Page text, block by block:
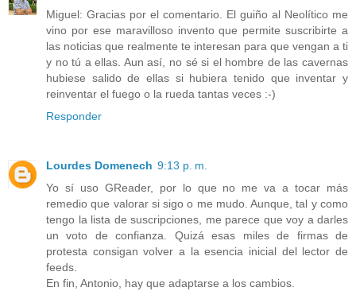
Miguel: Gracias por el comentario. El guiño al Neolítico me
vino por ese maravilloso invento que permite suscribirte a
las noticias que realmente te interesan para que vengan a ti
y no tú a ellas. Aun así, no sé si el hombre de las cavernas
hubiese salido de ellas si hubiera tenido que inventar y
reinventar el fuego o la rueda tantas veces :-)
Responder
Lourdes Domenech 9:13 p. m.
Yo sí uso GReader, por lo que no me va a tocar más
remedio que valorar si sigo o me mudo. Aunque, tal y como
tengo la lista de suscripciones, me parece que voy a darles
un voto de confianza. Quizá esas miles de firmas de
protesta consigan volver a la esencia inicial del lector de
feeds.
En fin, Antonio, hay que adaptarse a los cambios.